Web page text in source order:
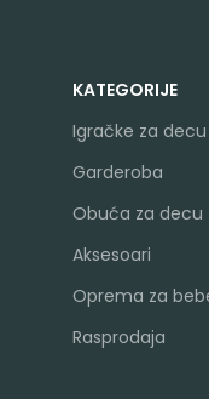
KATEGORIJE
Igračke za decu
Garderoba
Obuća za decu
Aksesoari
Oprema za
Rasprodaja